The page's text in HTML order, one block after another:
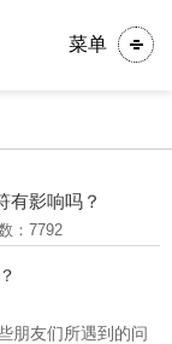
菜单
有影响吗？
：7792
朋友们所遇到的问